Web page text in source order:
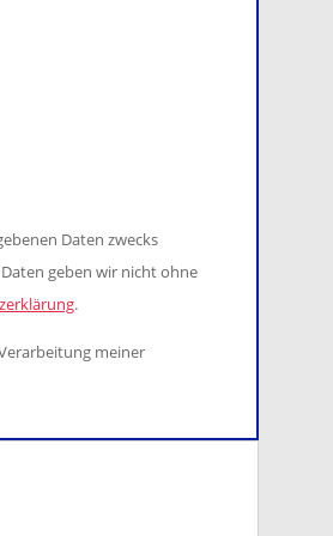
Daten zwecks
geben wir nicht ohne
.
meiner